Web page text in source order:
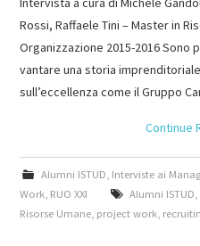
Rossi, Raffaele Tini – Master in
Organizzazione 2015-2016 Sono
vantare una storia
sull’eccellenza come il Gruppo
Continue
Alumni ISTUD Interviste ai
Work RUO XXI Alumni ISTUD
Risorse Umane project work